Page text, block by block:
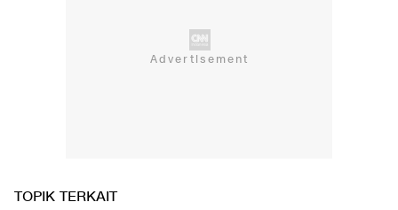
TOPIK TERKAIT